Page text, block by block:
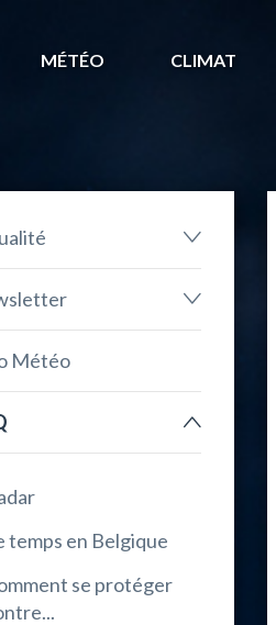
MÉTÉO CLIMAT
Météo
temps en Belgique
se protéger